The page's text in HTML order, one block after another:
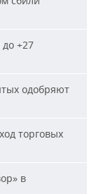
+27
одобряют
торговых
в